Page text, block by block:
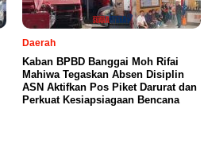
Daerah
Kaban BPBD Banggai Moh Rifai
Mahiwa Tegaskan Absen Disiplin
ASN Aktifkan Pos Piket Darurat dan
Perkuat Kesiapsiagaan Bencana